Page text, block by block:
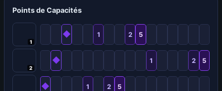
Points de Capacités
1
◆ 1 2 5
2
◆ 1 2 5
◆ 1 2 5